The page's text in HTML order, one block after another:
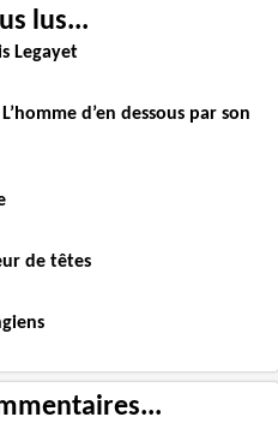
lus...
Legayet
d’en dessous par son
de têtes